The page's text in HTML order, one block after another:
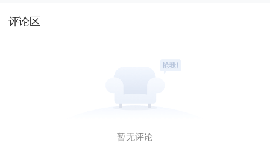
评论区
暂无评论